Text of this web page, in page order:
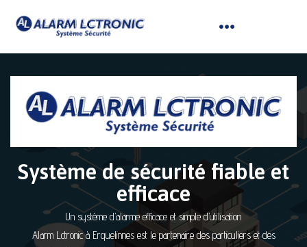
Système de sécurité fiable et
efficace
Un système d’alarme efficace et simple d’utilisation
Alarm Lctronic à Erquelinnes est le partenaire des particuliers et des